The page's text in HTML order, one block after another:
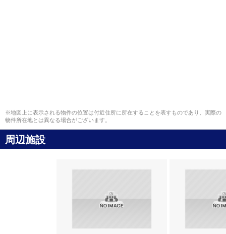
※地図上に表示される物件の位置は付近住所に所在することを表すものであり、実際の
物件所在地とは異なる場合がございます。
周辺施設